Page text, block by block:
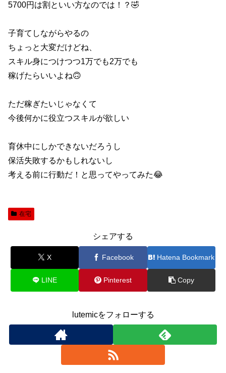
5700円は割といい方なのでは！？🤣
子育てしながらやるの
ちょっと大変だけどね、
スキル身につけつつ1万でも2万でも
稼げたらいいよね🙃
ただ稼ぎたいじゃなくて
今後何かに役立つスキルが欲しい
育休中にしかできないだろうし
保活失敗するかもしれないし
考える前に行動だ！と思ってやってみた😂
在宅
シェアする
X Facebook Hatena Bookmark
LINE Pinterest Copy
lutemicをフォローする